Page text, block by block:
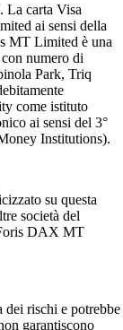
La carta Visa
ai sensi della
MT Limited è una
numero di
Park, Triq
come istituto
ai sensi del 3°
Institutions).
su questa
società del
DAX MT
dei rischi e potrebbe
garantiscono